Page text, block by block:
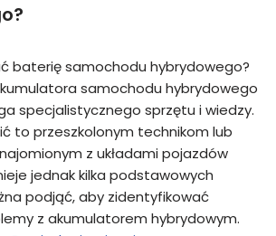
baterię samochodu hybrydowego?
samochodu hybrydowego
specjalistycznego sprzętu i wiedzy.
to przeszkolonym technikom lub
z układami pojazdów
jednak kilka podstawowych
podjąć, aby zidentyfikować
z akumulatorem hybrydowym.